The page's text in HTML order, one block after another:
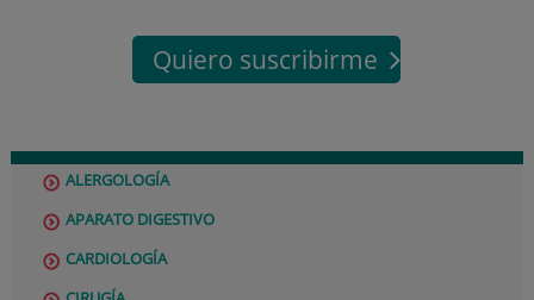
Quiero suscribirme
ALERGOLOGÍA
APARATO DIGESTIVO
CARDIOLOGÍA